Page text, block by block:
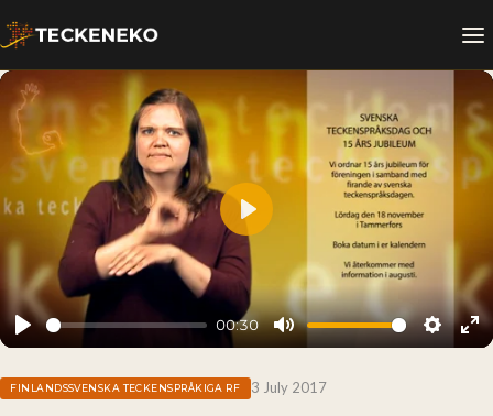
Play
00:30
Mute
Play
FINLANDSSVENSKA TECKENSPRÅKIGA RF 3 July 2017